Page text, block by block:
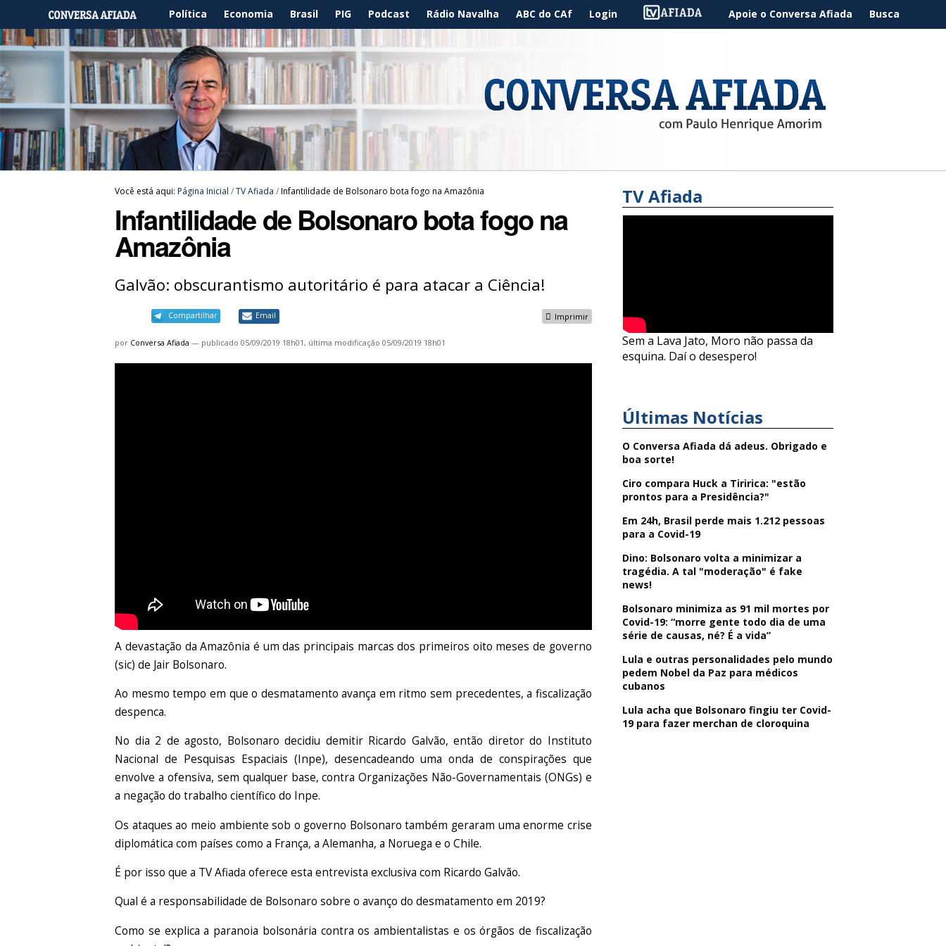
Política Economia Brasil PIG Podcast Rádio Navalha ABC do CAf Login Apoie o Conversa Afiada Busca
Você está aqui: Página Inicial /TV Afiada /Infantilidade de Bolsonaro bota fogo na Amazônia
Infantilidade de Bolsonaro bota fogo na
Amazônia
Galvão: obscurantismo autoritário é para atacar a Ciência!
Compartilhar Email Imprimir
por Conversa Afiada — publicado 05/09/2019 18h01, última modificação 05/09/2019 18h01
A devastação da Amazônia é um das principais marcas dos primeiros oito meses de governo
(sic) de Jair Bolsonaro.
Ao mesmo tempo em que o desmatamento avança em ritmo sem precedentes, a fiscalização
despenca.
No dia 2 de agosto, Bolsonaro decidiu demitir Ricardo Galvão, então diretor do Instituto
Nacional de Pesquisas Espaciais (Inpe), desencadeando uma onda de conspirações que
envolve a ofensiva, sem qualquer base, contra Organizações Não-Governamentais (ONGs) e
a negação do trabalho científico do Inpe.
Os ataques ao meio ambiente sob o governo Bolsonaro também geraram uma enorme crise
diplomática com países como a França, a Alemanha, a Noruega e o Chile.
É por isso que a TV Afiada oferece esta entrevista exclusiva com Ricardo Galvão.
Qual é a responsabilidade de Bolsonaro sobre o avanço do desmatamento em 2019?
Como se explica a paranoia bolsonária contra os ambientalistas e os órgãos de fiscalização
TV Afiada
Sem a Lava Jato, Moro não passa da
esquina. Daí o desespero!
Últimas Notícias
O Conversa Afiada dá adeus. Obrigado e
boa sorte!
Ciro compara Huck a Tiririca: "estão
prontos para a Presidência?"
Em 24h, Brasil perde mais 1.212 pessoas
para a Covid-19
Dino: Bolsonaro volta a minimizar a
tragédia. A tal "moderação" é fake
news!
Bolsonaro minimiza as 91 mil mortes por
Covid-19: “morre gente todo dia de uma
série de causas, né? É a vida”
Lula e outras personalidades pelo mundo
pedem Nobel da Paz para médicos
cubanos
Lula acha que Bolsonaro fingiu ter Covid-
19 para fazer merchan de cloroquina